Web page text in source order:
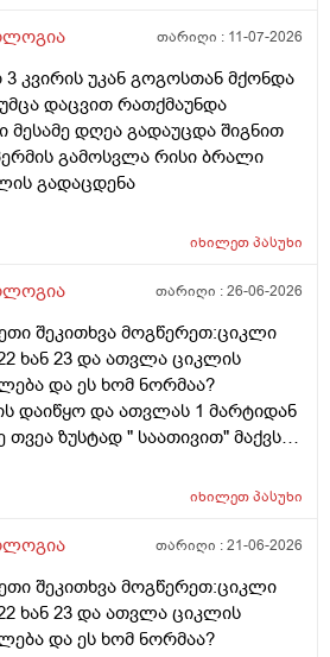
რო დავორსულებოდი როგორ
შემდეგ ტკივილი და
ორციპოლი და
უნდა ვქნა
თარიღი : 11-07-2026
კვირის უკან გოგოსთან მქონდა
დაცვით რათქმაუნდა
მესამე დღეა გადაუცდა შიგნით
გამოსვლა რისი ბრალი
გადაცდენა
იხილეთპასუხი
თარიღი :26-06-2026
შეკითხვა მოგწერეთ:ციკლი
ხან 23 და ათვლა ციკლის
და ეს ხომ ნორმაა?
დაიწყო და ათვლას 1 მარტიდან
თვეა ზუსტად " საათივით" მაქვს
ჩამოიწევს? მინდა რომ 25 ან
ისევ 23 ან 25 დღიანი
აუტოიმონური თირეოდიტი
შეიძლება
ვმართო ციკლის დღეები?
იხილეთპასუხი
თარიღი :21-06-2026
შეკითხვა მოგწერეთ:ციკლი
ხან 23 და ათვლა ციკლის
და ეს ხომ ნორმაა?